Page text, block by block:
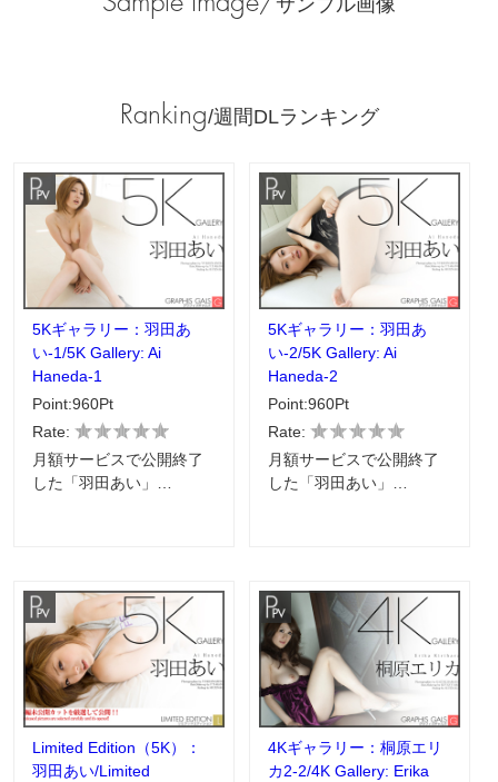
サンプル画像
Ranking/週間DLランキング
5Kギャラリー：羽田あ
い-1/5K Gallery: Ai
Haneda-1
Point:960Pt
Rate:
月額サービスで公開終了
した「羽田あい」…
5Kギャラリー：羽田あ
い-2/5K Gallery: Ai
Haneda-2
Point:960Pt
Rate:
月額サービスで公開終了
した「羽田あい」…
Limited Edition（5K）：
羽田あい/Limited
4Kギャラリー：桐原エリ
カ2-2/4K Gallery: Erika